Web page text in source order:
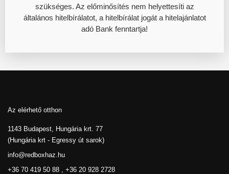
szükséges. Az előminősítés nem helyettesíti az
általános hitelbírálatot, a hitelbírálat jogát a hitelajánlatot
adó Bank fenntartja!
Az elérhető otthon
1143 Budapest, Hungária krt. 77
(Hungária krt - Egressy út sarok)
info@redboxhaz.hu
+36 70 419 50 88 , +36 20 928 2728